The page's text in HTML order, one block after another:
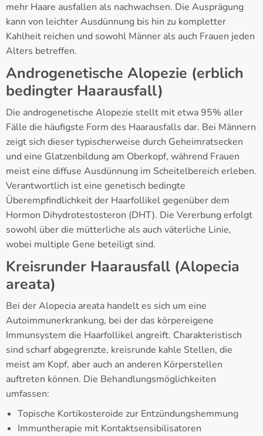
mehr Haare ausfallen als nachwachsen. Die Ausprägung
kann von leichter Ausdünnung bis hin zu kompletter
Kahlheit reichen und sowohl Männer als auch Frauen jeden
Alters betreffen.
Androgenetische Alopezie (erblich
bedingter Haarausfall)
Die androgenetische Alopezie stellt mit etwa 95% aller
Fälle die häufigste Form des Haarausfalls dar. Bei Männern
zeigt sich dieser typischerweise durch Geheimratsecken
und eine Glatzenbildung am Oberkopf, während Frauen
meist eine diffuse Ausdünnung im Scheitelbereich erleben.
Verantwortlich ist eine genetisch bedingte
Überempfindlichkeit der Haarfollikel gegenüber dem
Hormon Dihydrotestosteron (DHT). Die Vererbung erfolgt
sowohl über die mütterliche als auch väterliche Linie,
wobei multiple Gene beteiligt sind.
Kreisrunder Haarausfall (Alopecia
areata)
Bei der Alopecia areata handelt es sich um eine
Autoimmunerkrankung, bei der das körpereigene
Immunsystem die Haarfollikel angreift. Charakteristisch
sind scharf abgegrenzte, kreisrunde kahle Stellen, die
meist am Kopf, aber auch an anderen Körperstellen
auftreten können. Die Behandlungsmöglichkeiten
umfassen:
Topische Kortikosteroide zur Entzündungshemmung
Immuntherapie mit Kontaktsensibilisatoren